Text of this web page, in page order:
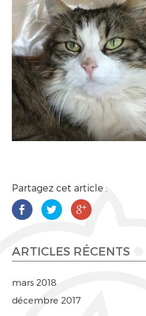
Partagez cet article :
ARTICLES RÉCENTS
mars 2018
décembre 2017